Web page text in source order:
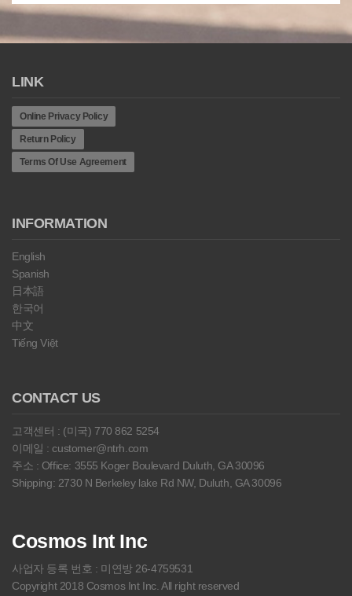
LINK
Online Privacy Policy
Return Policy
Terms Of Use Agreement
INFORMATION
English
Spanish
日本語
한국어
中文
Tiếng Việt
CONTACT US
고객센터 : (미국) 770 862 5254
이메일 : customer@ntrh.com
주소 : Office: 3555 Koger Boulevard Duluth, GA 30096
Shipping: 2730 N Berkeley lake Rd NW, Duluth, GA 30096
Cosmos Int Inc
사업자 등록 번호 : 미연방 26-4759531
Copyright 2018 Cosmos Int Inc. All right reserved